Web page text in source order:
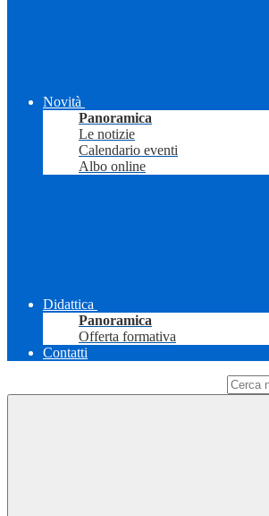
Novità
Panoramica
Le notizie
Calendario eventi
Albo online
Didattica
Panoramica
Offerta formativa
Contatti